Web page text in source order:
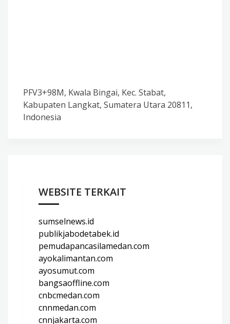
PFV3+98M, Kwala Bingai, Kec. Stabat,
Kabupaten Langkat, Sumatera Utara 20811,
Indonesia
WEBSITE TERKAIT
sumselnews.id
publikjabodetabek.id
pemudapancasilamedan.com
ayokalimantan.com
ayosumut.com
bangsaoffline.com
cnbcmedan.com
cnnmedan.com
cnnjakarta.com